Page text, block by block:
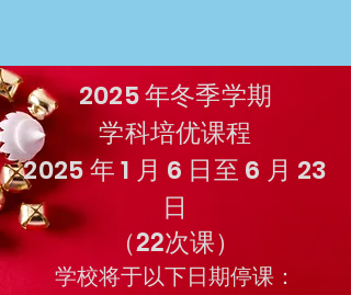
2025 年冬季学期
学科培优课程
2025 年 1 月 6 日至 6 月 23
日
（22次课）
学校将于以下日期停课：